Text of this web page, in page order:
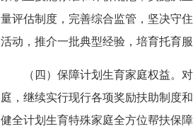
量评估制度，完善综合监管，坚决守
活动，推介一批典型经验，培育托育服
（四）保障计划生育家庭权益。
庭，继续实行现行各项奖励扶助制度
健全计划生育特殊家庭全方位帮扶保